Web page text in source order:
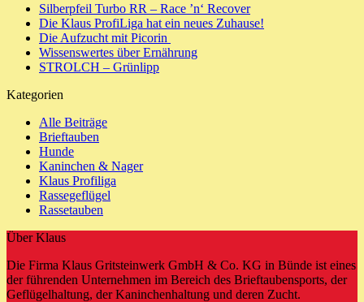
Silberpfeil Turbo RR – Race ’n‘ Recover
Die Klaus ProfiLiga hat ein neues Zuhause!
Die Aufzucht mit Picorin
Wissenswertes über Ernährung
STROLCH – Grünlipp
Kategorien
Alle Beiträge
Brieftauben
Hunde
Kaninchen & Nager
Klaus Profiliga
Rassegeflügel
Rassetauben
Über Klaus
Die Firma Klaus Gritsteinwerk GmbH & Co. KG in Bünde ist eines
der führenden Unternehmen im Bereich des Brieftaubensports, der
Geflügelhaltung, der Kaninchenhaltung und deren Zucht.